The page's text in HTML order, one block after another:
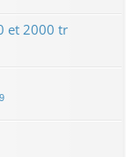
et 2000 tr